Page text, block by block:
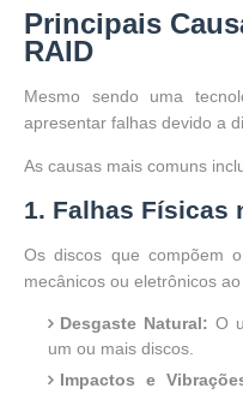
Principais
RAID
Mesmo sendo uma
apresentar falhas devido a
As causas mais comuns
1. Falhas Físicas
Os discos que compõem o
mecânicos ou eletrônicos
Desgaste Natural: O
um ou mais discos.
Impactos e